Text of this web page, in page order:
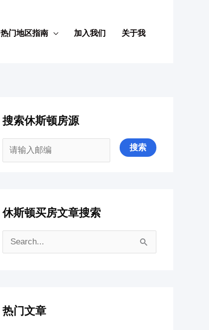
热门地区指南 加入我们 关于我
搜索休斯顿房源
休斯顿买房文章搜索
热门文章